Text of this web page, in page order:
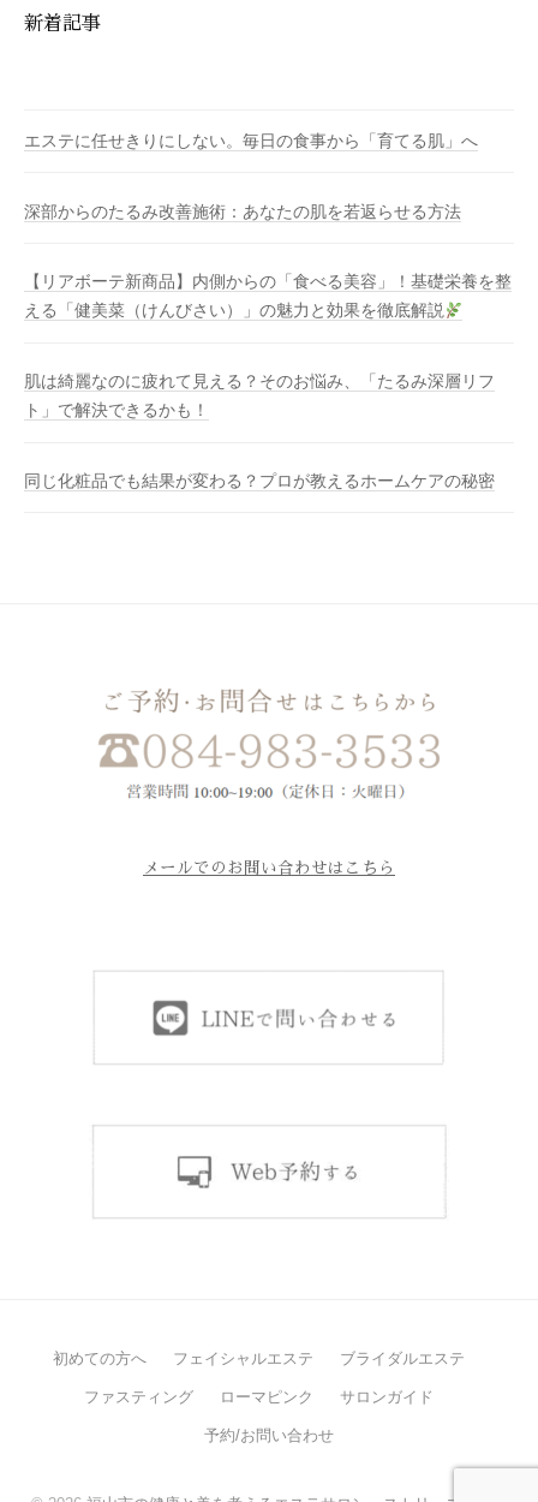
新着記事
エステに任せきりにしない。毎日の食事から「育てる肌」へ
深部からのたるみ改善施術：あなたの肌を若返らせる方法
【リアボーテ新商品】内側からの「食べる美容」！基礎栄養を整
える「健美菜（けんびさい）」の魅力と効果を徹底解説
肌は綺麗なのに疲れて見える？そのお悩み、「たるみ深層リフ
ト」で解決できるかも！
同じ化粧品でも結果が変わる？プロが教えるホームケアの秘密
メールでのお問い合わせはこちら
初めての方へ フェイシャルエステ ブライダルエステ
ファスティング ローマピンク サロンガイド
予約/お問い合わせ